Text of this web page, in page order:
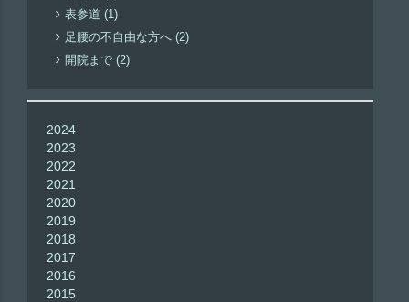
表参道 (1)
足腰の不自由な方へ (2)
開院まで (2)
2024
2023
2022
2021
2020
2019
2018
2017
2016
2015